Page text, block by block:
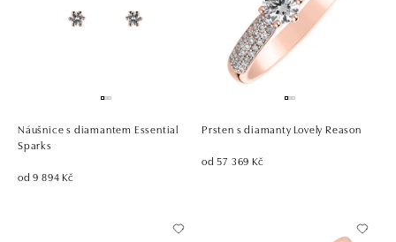
Náušnice s diamantem Essential
Sparks
od 9 894 Kč
Prsten s diamanty Lovely Reason
od 57 369 Kč